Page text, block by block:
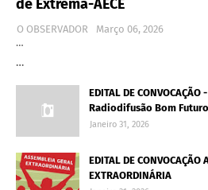
de Extrema-AECE
O OBSERVADOR
Março 06, 2026
…
…
EDITAL DE
Radiodifusão Bom Futuro
Janeiro 31, 2026
EDITAL DE CONVOCAÇÃO
EXTRAORDINÁRIA